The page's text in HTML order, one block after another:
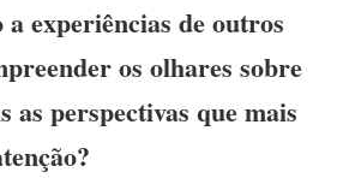
experiências de outros
os olhares sobre
as perspectivas que mais